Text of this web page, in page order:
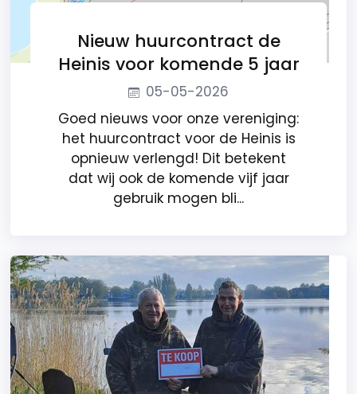
Nieuw huurcontract de
Heinis voor komende 5 jaar
05-05-2026
Goed nieuws voor onze vereniging:
het huurcontract voor de Heinis is
opnieuw verlengd! Dit betekent
dat wij ook de komende vijf jaar
gebruik mogen bli...